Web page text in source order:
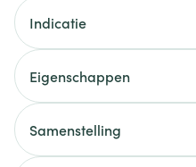
Indicatie
Eigenschappen
Samenstelling